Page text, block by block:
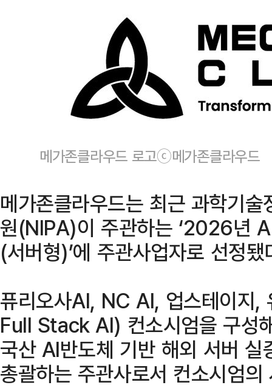
메가존클라우드 로고ⓒ메가존클라우드
메가존클라우드는 최근 과학기술
원(NIPA)이 주관하는 ‘2026년
(서버형)’에 주관사업자로 선정
퓨리오사AI, NC AI, 업스테이지
Full Stack AI) 컨소시엄을 구성
국산 AI반도체 기반 해외 서버 실
총괄하는 주관사로서 컨소시엄